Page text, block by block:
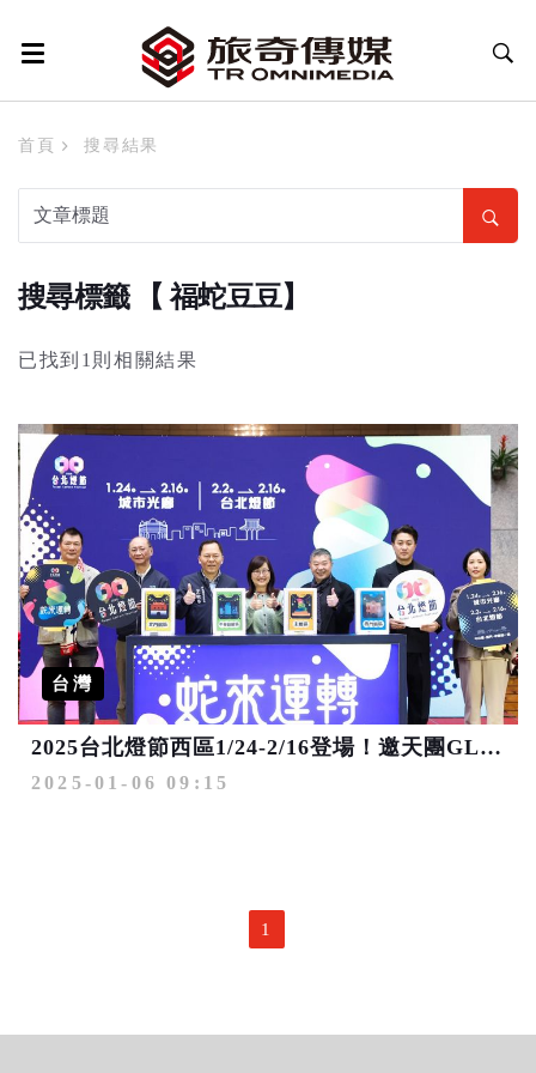
首頁 搜尋結果
搜尋標籤 【 福蛇豆豆】
已找到1則相關結果
台灣
2025台北燈節西區1/24-2/16登場！邀天團GLAY主唱跨界設計燈組
2025-01-06 09:15
1